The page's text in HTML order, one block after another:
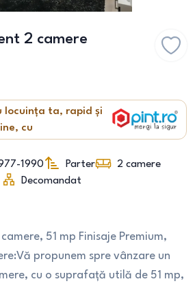
2 camere
locuința ta, rapid și
cu
1990 Parter 2 camere
Decomandat
51 mp Finisaje Premium,
propunem spre vânzare un
cu o suprafață utilă de 51 mp,